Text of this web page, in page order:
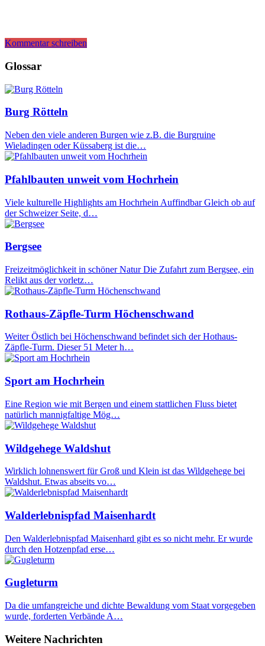
Kommentar schreiben
Glossar
Burg Rötteln
Neben den viele anderen Burgen wie z.B. die Burgruine
Wieladingen oder Küssaberg ist die…
Pfahlbauten unweit vom Hochrhein
Viele kulturelle Highlights am Hochrhein Auffindbar Gleich ob auf
der Schweizer Seite, d…
Bergsee
Freizeitmöglichkeit in schöner Natur Die Zufahrt zum Bergsee, ein
Relikt aus der vorletz…
Rothaus-Zäpfle-Turm Höchenschwand
Weiter Östlich bei Höchenschwand befindet sich der Hothaus-
Zäpfle-Turm. Dieser 51 Meter h…
Sport am Hochrhein
Eine Region wie mit Bergen und einem stattlichen Fluss bietet
natürlich mannigfaltige Mög…
Wildgehege Waldshut
Wirklich lohnenswert für Groß und Klein ist das Wildgehege bei
Waldshut. Etwas abseits vo…
Walderlebnispfad Maisenhardt
Den Walderlebnispfad Maisenhard gibt es so nicht mehr. Er wurde
durch den Hotzenpfad erse…
Gugleturm
Da die umfangreiche und dichte Bewaldung vom Staat vorgegeben
wurde, forderten Verbände A…
Weitere Nachrichten